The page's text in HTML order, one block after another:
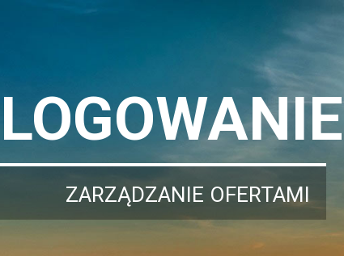
LOGOWANIE
ZARZĄDZANIE OFERTAMI